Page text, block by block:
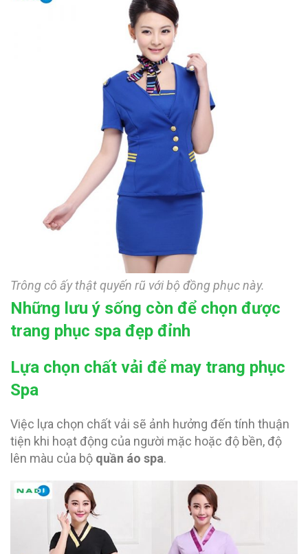
Trông cô ấy thật quyến rũ với bộ đồng phục này.
Những lưu ý sống còn để chọn được
trang phục spa đẹp đỉnh
Lựa chọn chất vải để may trang phục
Spa
Việc lựa chọn chất vải sẽ ảnh hưởng đến tính thuận
tiện khi hoạt động của người mặc hoặc độ bền, độ
lên màu của bộ quần áo spa.